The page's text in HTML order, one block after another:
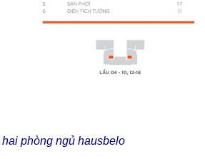
phòng ngủ hausbelo